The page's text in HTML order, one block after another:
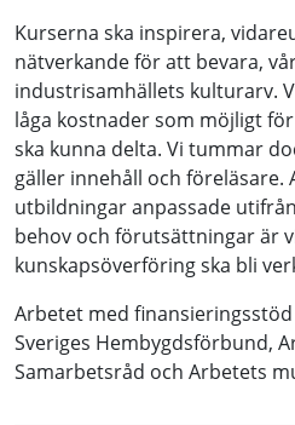
Kurserna ska inspirera,
nätverkande för att bevara,
industrisamhällets kulturarv.
låga kostnader som möjligt
ska kunna delta. Vi tummar
gäller innehåll och föreläsare.
utbildningar anpassade
behov och förutsättningar är
kunskapsöverföring ska bli
Arbetet med
Sveriges Hembygdsförbund,
Samarbetsråd och Arbetets